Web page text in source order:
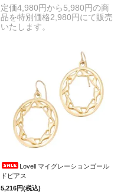
定価4,980円から5,980円の商
品を特別価格2,980円にて販売
いたします。
Lovell マイグレーションゴール
ドピアス
5,216円(税込)